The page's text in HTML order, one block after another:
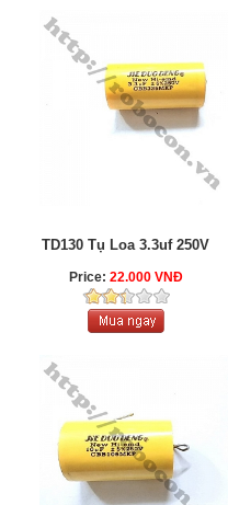
TD130 Tụ Loa 3.3uf 250V
Price: 22.000 VNĐ